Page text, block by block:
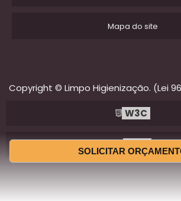
SOLICITAR
Mapa do site
Copyright © Limpo Higienização. (Lei
W3C
W3C